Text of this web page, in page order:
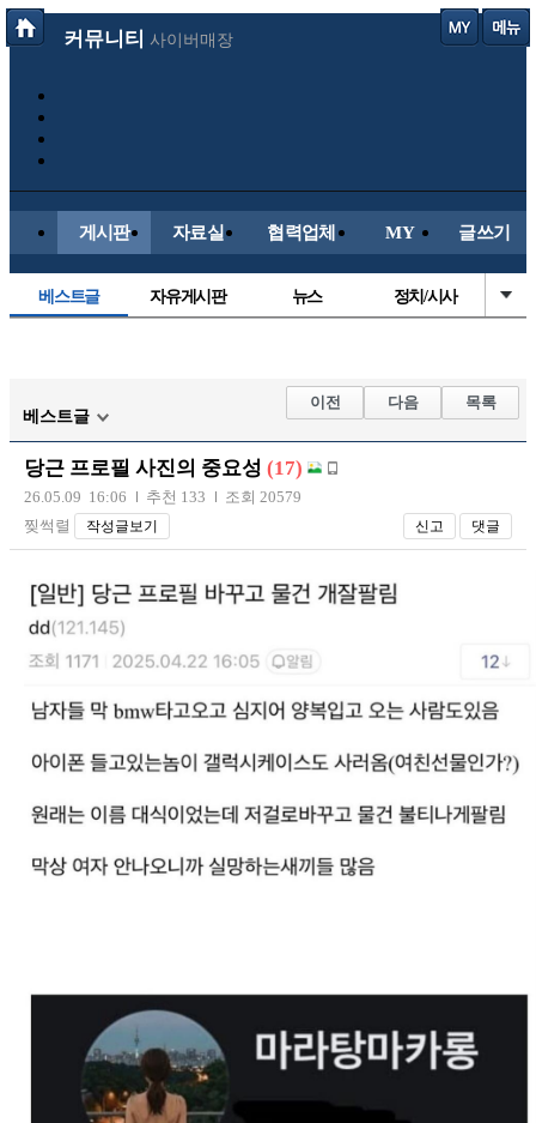
커뮤니티 사이버매장
게시판 자료실 협력업체 MY 글쓰기
베스트글 자유게시판 뉴스 정치/시사
해외축구
국내축구
베스트글
이전 다음 목록
당근 프로필 사진의 중요성 (17)
26.05.09 16:06 추천 133
조회 20579
찢썩렬
작성글보기 신고 댓글